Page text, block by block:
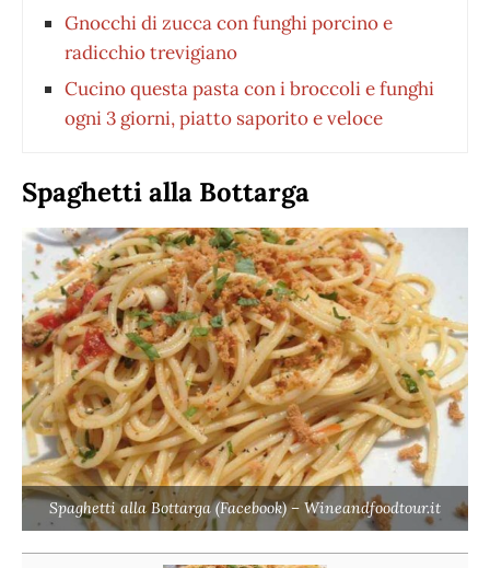
Gnocchi di zucca con funghi porcino e
radicchio trevigiano
Cucino questa pasta con i broccoli e funghi
ogni 3 giorni, piatto saporito e veloce
Spaghetti alla Bottarga
Spaghetti alla Bottarga (Facebook) – Wineandfoodtour.it